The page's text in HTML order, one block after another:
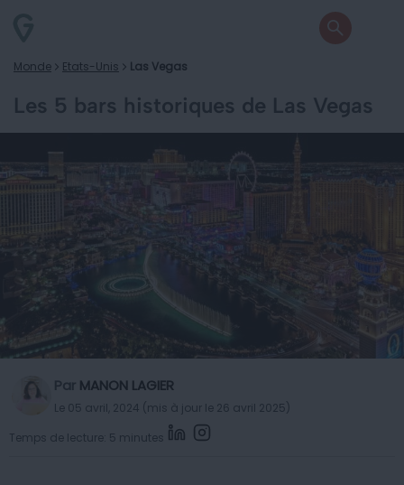
Monde Etats-Unis Las Vegas
Les 5 bars historiques de Las Vegas
Par MANON LAGIER
Le 05 avril, 2024 (mis à jour le 26 avril 2025)
Temps de lecture: 5 minutes